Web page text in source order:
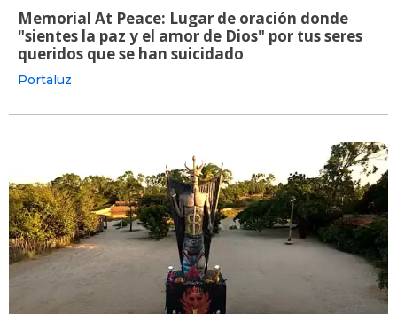
Memorial At Peace: Lugar de oración donde
"sientes la paz y el amor de Dios" por tus seres
queridos que se han suicidado
Portaluz